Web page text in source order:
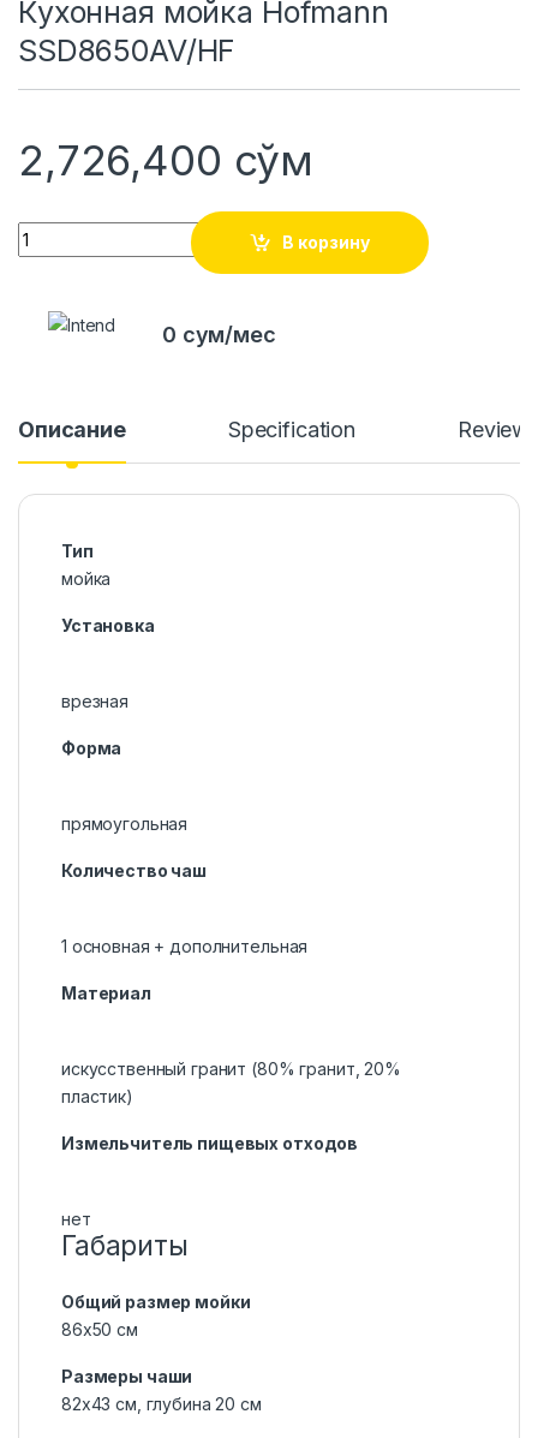
Кухонная мойка Hofmann
SSD8650AV/HF
2,726,400 сўм
Quantity
В корзину
0 сум/мес
Описание Specification
Тип
мойка
Установка
врезная
Форма
прямоугольная
Количество чаш
1 основная + дополнительная
Материал
искусственный гранит (80% гранит, 20%
пластик)
Измельчитель пищевых отходов
нет
Габариты
Общий размер мойки
86х50 см
Размеры чаши
82х43 см, глубина 20 см